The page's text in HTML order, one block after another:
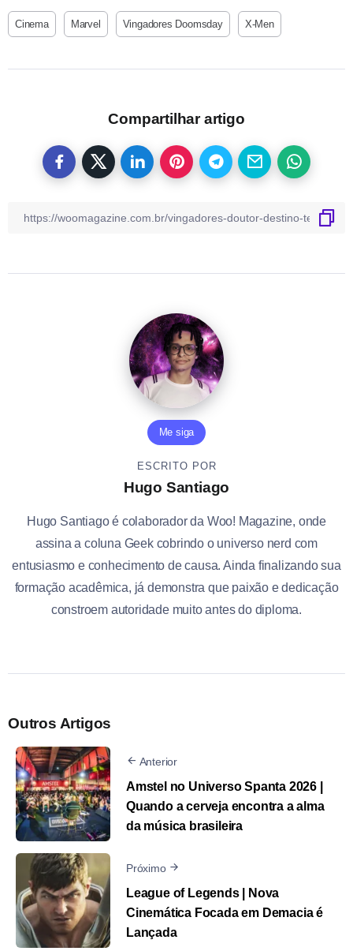
Cinema Marvel Vingadores Doomsday X-Men
Compartilhar artigo
Me siga
ESCRITO POR
Hugo Santiago
Hugo Santiago é colaborador da Woo! Magazine, onde
assina a coluna Geek cobrindo o universo nerd com
entusiasmo e conhecimento de causa. Ainda finalizando sua
formação acadêmica, já demonstra que paixão e dedicação
constroem autoridade muito antes do diploma.
Outros Artigos
Anterior
Amstel no Universo Spanta 2026 |
Quando a cerveja encontra a alma
da música brasileira
Próximo
League of Legends | Nova
Cinemática Focada em Demacia é
Lançada